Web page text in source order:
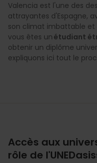
Valencia est l'une des
attrayantes d'Espagne,
son climat imbattable et
vous êtes un étudiant
obtenir un diplôme
expliquons ici tout le
Accès aux
rôle de